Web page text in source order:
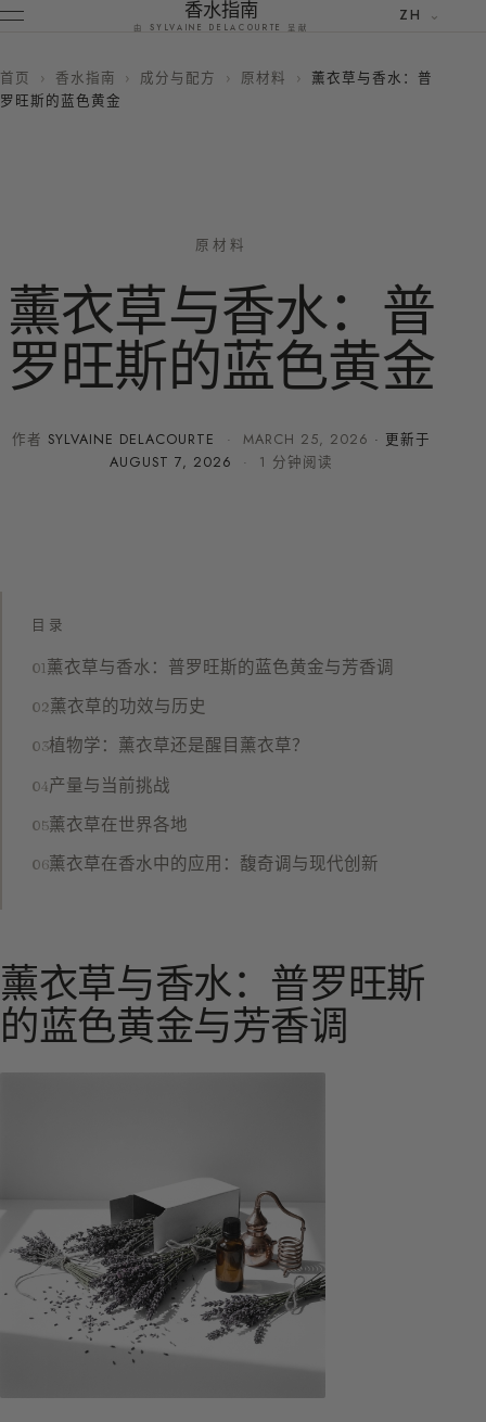
香水指南
由 SYLVAINE DELACOURTE 呈献
ZH
首页 › 香水指南 › 成分与配方 › 原材料 ›
薰衣草与香水：普
罗旺斯的蓝色黄金
原材料
薰衣草与香水：普
罗旺斯的蓝色黄金
作者 SYLVAINE DELACOURTE · MARCH 25, 2026 · 更新于
AUGUST 7, 2026
· 1 分钟阅读
目录
薰衣草与香水：普罗旺斯的蓝色黄金与芳香调
薰衣草的功效与历史
植物学：薰衣草还是醒目薰衣草？
产量与当前挑战
薰衣草在世界各地
薰衣草在香水中的应用：馥奇调与现代创新
薰衣草与香水：普罗旺斯
的蓝色黄金与芳香调